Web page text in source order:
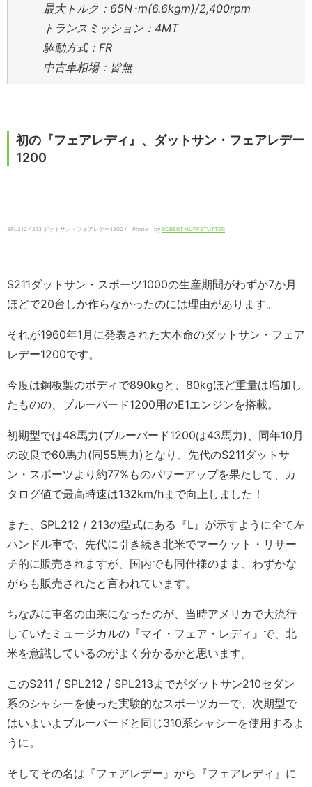
最大トルク：65N･m(6.6kgm)/2,400rpm
トランスミッション：4MT
駆動方式：FR
中古車相場：皆無
初の『フェアレディ』、ダットサン・フェアレデー
1200
SPL212 / 213 ダットサン・フェアレデー1200 / Photo by ROBERT HUFFSTUTTER
S211ダットサン・スポーツ1000の生産期間がわずか7か月
ほどで20台しか作らなかったのには理由があります。
それが1960年1月に発表された大本命のダットサン・フェア
レデー1200です。
今度は鋼板製のボディで890kgと、80kgほど重量は増加し
たものの、ブルーバード1200用のE1エンジンを搭載。
初期型では48馬力(ブルーバード1200は43馬力)、同年10月
の改良で60馬力(同55馬力)となり、先代のS211ダットサ
ン・スポーツより約77%ものパワーアップを果たして、カ
タログ値で最高時速は132km/hまで向上しました！
また、SPL212 / 213の型式にある『L』が示すように全て左
ハンドル車で、先代に引き続き北米でマーケット・リサー
チ的に販売されますが、国内でも同仕様のまま、わずかな
がらも販売されたと言われています。
ちなみに車名の由来になったのが、当時アメリカで大流行
していたミュージカルの『マイ・フェア・レディ』で、北
米を意識しているのがよく分かるかと思います。
このS211 / SPL212 / SPL213までがダットサン210セダン
系のシャシーを使った実験的なスポーツカーで、次期型で
はいよいよブルーバードと同じ310系シャシーを使用するよ
うに。
そしてその名は『フェアレデー』から『フェアレディ』に